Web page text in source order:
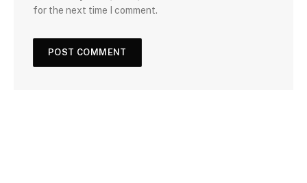
for the next time I comment.